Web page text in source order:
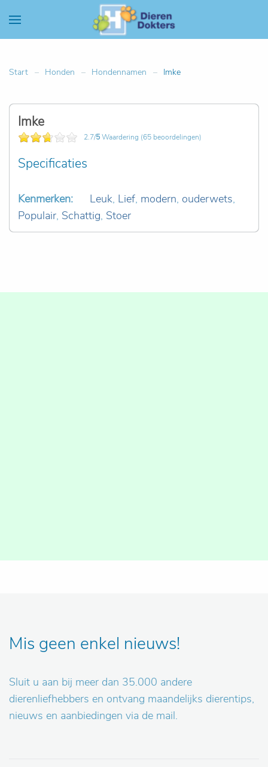
Start Honden Hondennamen Imke
Imke
2.7/5Waardering (65 beoordelingen)
Specificaties
Kenmerken: Leuk, Lief, modern, ouderwets,
Populair, Schattig, Stoer
Mis geen enkel nieuws!
Sluit u aan bij meer dan 35.000 andere
dierenliefhebbers en ontvang maandelijks dierentips,
nieuws en aanbiedingen via de mail.